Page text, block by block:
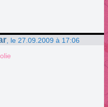
, le 27.09.2009 à 17:06